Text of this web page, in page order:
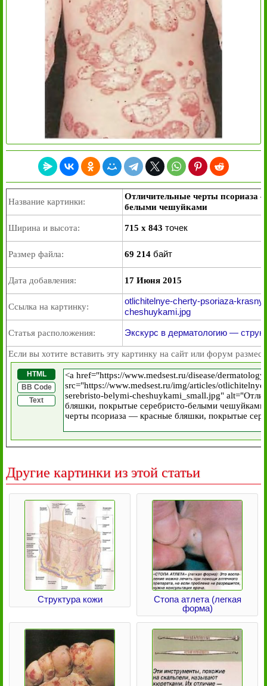
Название картинки:
Отличительные черты псориаза
белыми чешуйками
Ширина и высота: 715 x 843 точек
Размер файла: 69 214 байт
Дата добавления: 17 Июня 2015
Ссылка на картинку:
otlichitelnye-cherty-psoriaza-
cheshuykami.jpg
Статья расположения: Экскурс в дерматологию —
Если вы хотите вставить эту картинку на сайт или форум
HTML
BB Code
Text
Другие картинки из этой статьи
Структура кожи
Стопа атлета (легкая
форма)